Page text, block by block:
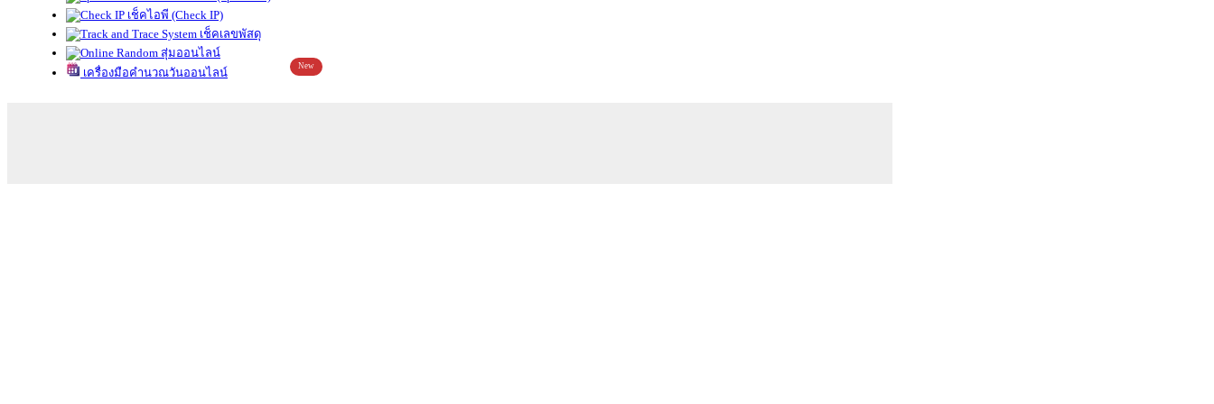
เช็คไอพี (Check IP)
เช็คเลขพัสดุ
สุ่มออนไลน์
เครื่องมือคำนวณวันออนไลน์
New